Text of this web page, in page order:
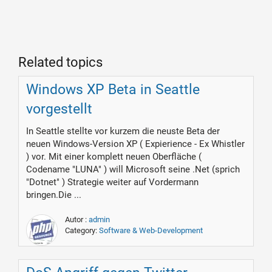
Related topics
Windows XP Beta in Seattle
vorgestellt
In Seattle stellte vor kurzem die neuste Beta der
neuen Windows-Version XP ( Expierience - Ex Whistler
) vor. Mit einer komplett neuen Oberfläche (
Codename "LUNA" ) will Microsoft seine .Net (sprich
"Dotnet" ) Strategie weiter auf Vordermann
bringen.Die ...
Autor : admin
Category: Software & Web-Development